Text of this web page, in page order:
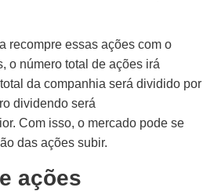
recompre essas ações com o
o número total de ações irá
da companhia será dividido por
dividendo será
Com isso, o mercado pode se
das ações subir.
ações